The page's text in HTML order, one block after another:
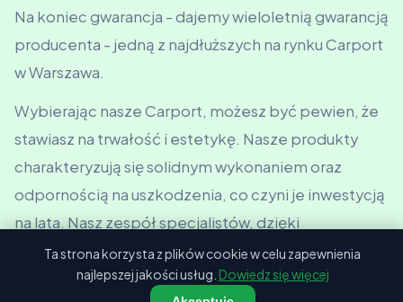
Na koniec gwarancja - dajemy wieloletnią gwarancją
producenta - jedną z najdłuższych na rynku Carport
w Warszawa.
Wybierając nasze Carport, możesz być pewien, że
stawiasz na trwałość i estetykę. Nasze produkty
charakteryzują się solidnym wykonaniem oraz
odpornością na uszkodzenia, co czyni je inwestycją
na lata. Nasz zespół specjalistów, dzięki
wieloletniemu doświadczeniu, oferuje
profesjonalne doradztwo i wsparcie na każdym
Ta strona korzysta z plików cookie w celu zapewnienia
najlepszej jakości usług. Dowiedz się więcej